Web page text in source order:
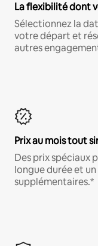
La flexibilité dont
Sélectionnez la
votre départ et
autres
Prix au mois tout
Des prix spéciaux
longue durée et
supplémentaires.*